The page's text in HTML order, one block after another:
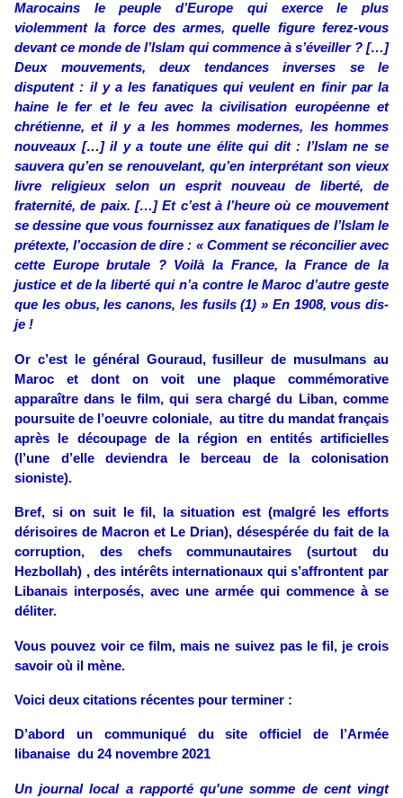
Marocains le peuple d’Europe qui exerce le plus
violemment la force des armes, quelle figure ferez-vous
devant ce monde de l’Islam qui commence à s’éveiller ? […]
Deux mouvements, deux tendances inverses se le
disputent : il y a les fanatiques qui veulent en finir par la
haine le fer et le feu avec la civilisation européenne et
chrétienne, et il y a les hommes modernes, les hommes
nouveaux […] il y a toute une élite qui dit : l’Islam ne se
sauvera qu’en se renouvelant, qu’en interprétant son vieux
livre religieux selon un esprit nouveau de liberté, de
fraternité, de paix. […] Et c’est à l’heure où ce mouvement
se dessine que vous fournissez aux fanatiques de l’Islam le
prétexte, l’occasion de dire : « Comment se réconcilier avec
cette Europe brutale ? Voilà la France, la France de la
justice et de la liberté qui n’a contre le Maroc d’autre geste
que les obus, les canons, les fusils (1) » En 1908, vous dis-
je !
Or c’est le général Gouraud, fusilleur de musulmans au
Maroc et dont on voit une plaque commémorative
apparaître dans le film, qui sera chargé du Liban, comme
poursuite de l’oeuvre coloniale, au titre du mandat français
après le découpage de la région en entités artificielles
(l’une d’elle deviendra le berceau de la colonisation
sioniste).
Bref, si on suit le fil, la situation est (malgré les efforts
dérisoires de Macron et Le Drian), désespérée du fait de la
corruption, des chefs communautaires (surtout du
Hezbollah) , des intérêts internationaux qui s’affrontent par
Libanais interposés, avec une armée qui commence à se
déliter.
Vous pouvez voir ce film, mais ne suivez pas le fil, je crois
savoir où il mène.
Voici deux citations récentes pour terminer :
D’abord un communiqué du site officiel de l’Armée
libanaise du 24 novembre 2021
Un journal local a rapporté qu'une somme de cent vingt